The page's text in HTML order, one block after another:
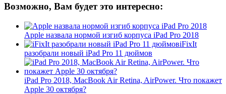
Возможно, Вам будет это интересно:
Apple назвала нормой изгиб корпуса iPad Pro 2018
iFixIt
разобрали новый iPad Pro 11 дюймов
iPad Pro 2018, MacBook Air Retina, AirPower. Что покажет
Apple 30 октября?